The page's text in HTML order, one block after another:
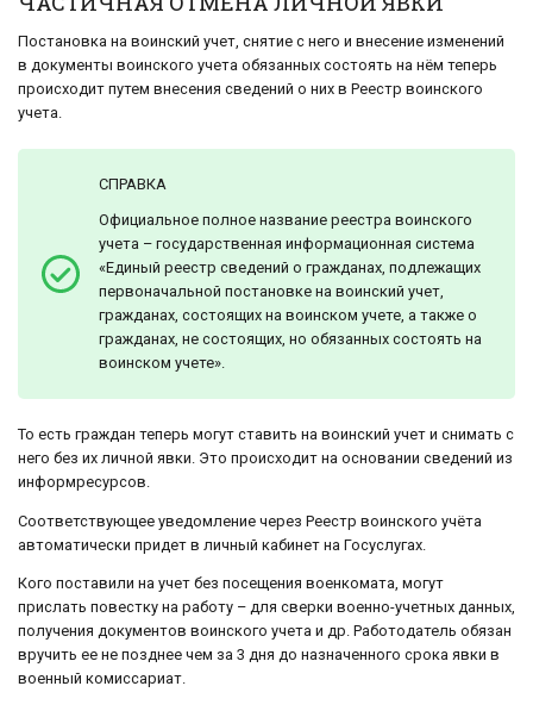
Постановка на воинский учет, снятие с него и внесение изменений
в документы воинского учета обязанных состоять на нём теперь
происходит путем внесения сведений о них в Реестр воинского
учета.
СПРАВКА
Официальное полное название реестра воинского
учета – государственная информационная система
«Единый реестр сведений о гражданах, подлежащих
первоначальной постановке на воинский учет,
гражданах, состоящих на воинском учете, а также о
гражданах, не состоящих, но обязанных состоять на
воинском учете».
То есть граждан теперь могут ставить на воинский учет и снимать с
него без их личной явки. Это происходит на основании сведений из
информресурсов.
Соответствующее уведомление через Реестр воинского учёта
автоматически придет в личный кабинет на Госуслугах.
Кого поставили на учет без посещения военкомата, могут
прислать повестку на работу – для сверки военно-учетных данных,
получения документов воинского учета и др. Работодатель обязан
вручить ее не позднее чем за 3 дня до назначенного срока явки в
военный комиссариат.